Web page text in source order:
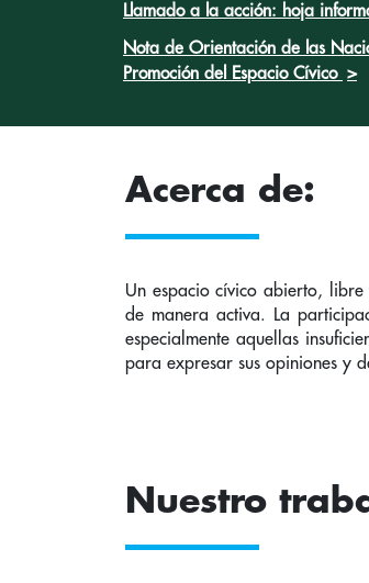
Llamado a la acción: hoja
Nota de Orientación de las
Promoción del Espacio Cívico >
Acerca de:
Un espacio cívico abierto,
de manera activa. La
especialmente aquellas
para expresar sus opiniones y
Nuestro